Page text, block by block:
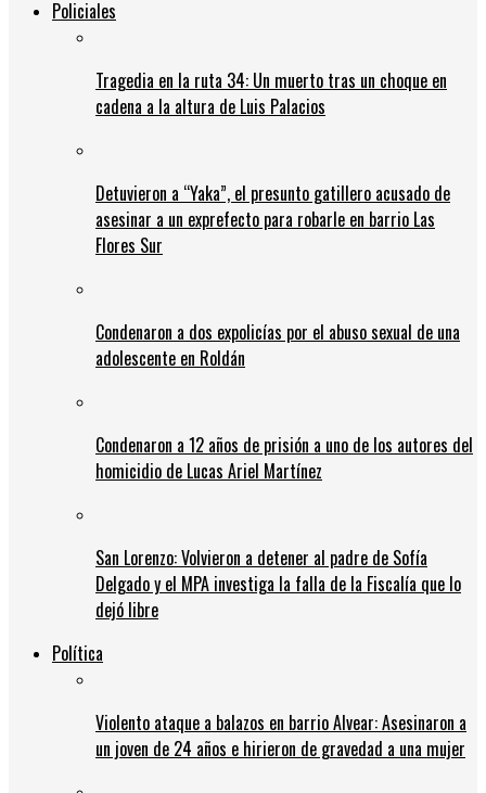
Policiales
Tragedia en la ruta 34: Un muerto tras un choque en
cadena a la altura de Luis Palacios
Detuvieron a “Yaka”, el presunto gatillero acusado de
asesinar a un exprefecto para robarle en barrio Las
Flores Sur
Condenaron a dos expolicías por el abuso sexual de una
adolescente en Roldán
Condenaron a 12 años de prisión a uno de los autores del
homicidio de Lucas Ariel Martínez
San Lorenzo: Volvieron a detener al padre de Sofía
Delgado y el MPA investiga la falla de la Fiscalía que lo
dejó libre
Política
Violento ataque a balazos en barrio Alvear: Asesinaron a
un joven de 24 años e hirieron de gravedad a una mujer